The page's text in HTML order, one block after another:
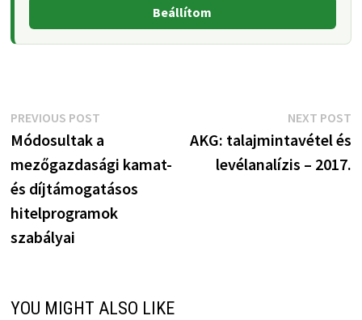
Beállítom
Bejegyzés
navigáció
PREVIOUS POSTPrevious
post:
Módosultak a
mezőgazdasági kamat-
és díjtámogatásos
hitelprogramok
szabályai
NEXT POST
AKG: talajmintavétel és
levélanalízis – 2017.
YOU MIGHT ALSO LIKE